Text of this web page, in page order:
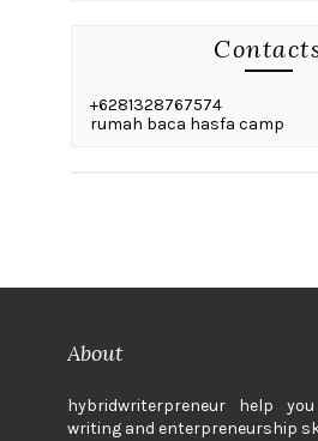
+6281328767574
rumah baca hasfa camp
About
hybridwriterpreneur help
writing and enterpreneurship